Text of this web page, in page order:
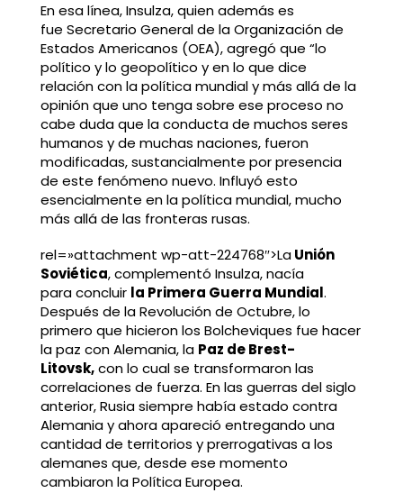
En esa línea, Insulza, quien además es
fue Secretario General de la Organización de
Estados Americanos (OEA), agregó que “lo
político y lo geopolítico y en lo que dice
relación con la política mundial y más allá de la
opinión que uno tenga sobre ese proceso no
cabe duda que la conducta de muchos seres
humanos y de muchas naciones, fueron
modificadas, sustancialmente por presencia
de este fenómeno nuevo. Influyó esto
esencialmente en la política mundial, mucho
más allá de las fronteras rusas.
rel=»attachment wp-att-224768″>LaUnión
Soviética, complementó Insulza, nacía
para concluir la Primera Guerra Mundial.
Después de la Revolución de Octubre, lo
primero que hicieron los Bolcheviques fue hacer
la paz con Alemania, la Paz de Brest-
Litovsk,con lo cual se transformaron las
correlaciones de fuerza. En las guerras del siglo
anterior, Rusia siempre había estado contra
Alemania y ahora apareció entregando una
cantidad de territorios y prerrogativas a los
alemanes que, desde ese momento
cambiaron la Política Europea.